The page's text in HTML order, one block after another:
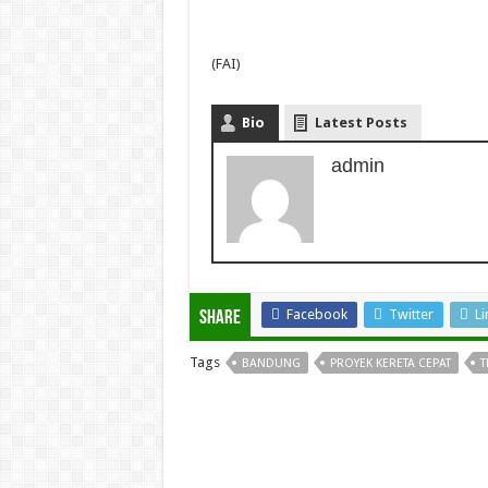
(FAI)
Bio Latest Posts
admin
Share Facebook Twitter
Tags BANDUNG PROYEK KERETA CEPAT